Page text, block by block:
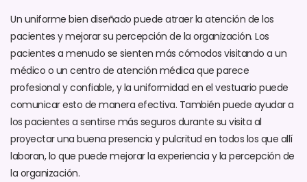
Un uniforme bien diseñado puede atraer la atención de los
pacientes y mejorar su percepción de la organización. Los
pacientes a menudo se sienten más cómodos visitando a un
médico o un centro de atención médica que parece
profesional y confiable, y la uniformidad en el vestuario puede
comunicar esto de manera efectiva. También puede ayudar a
los pacientes a sentirse más seguros durante su visita al
proyectar una buena presencia y pulcritud en todos los que allí
laboran, lo que puede mejorar la experiencia y la percepción de
la organización.